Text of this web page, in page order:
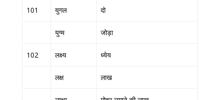
101 युगल दो
युग्म जोड़ा
102 लक्ष्य ध्येय
लक्ष लाख